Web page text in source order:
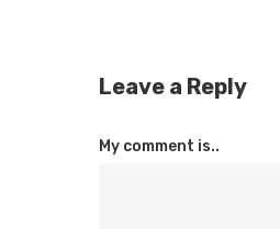
Leave a Reply
My comment is..